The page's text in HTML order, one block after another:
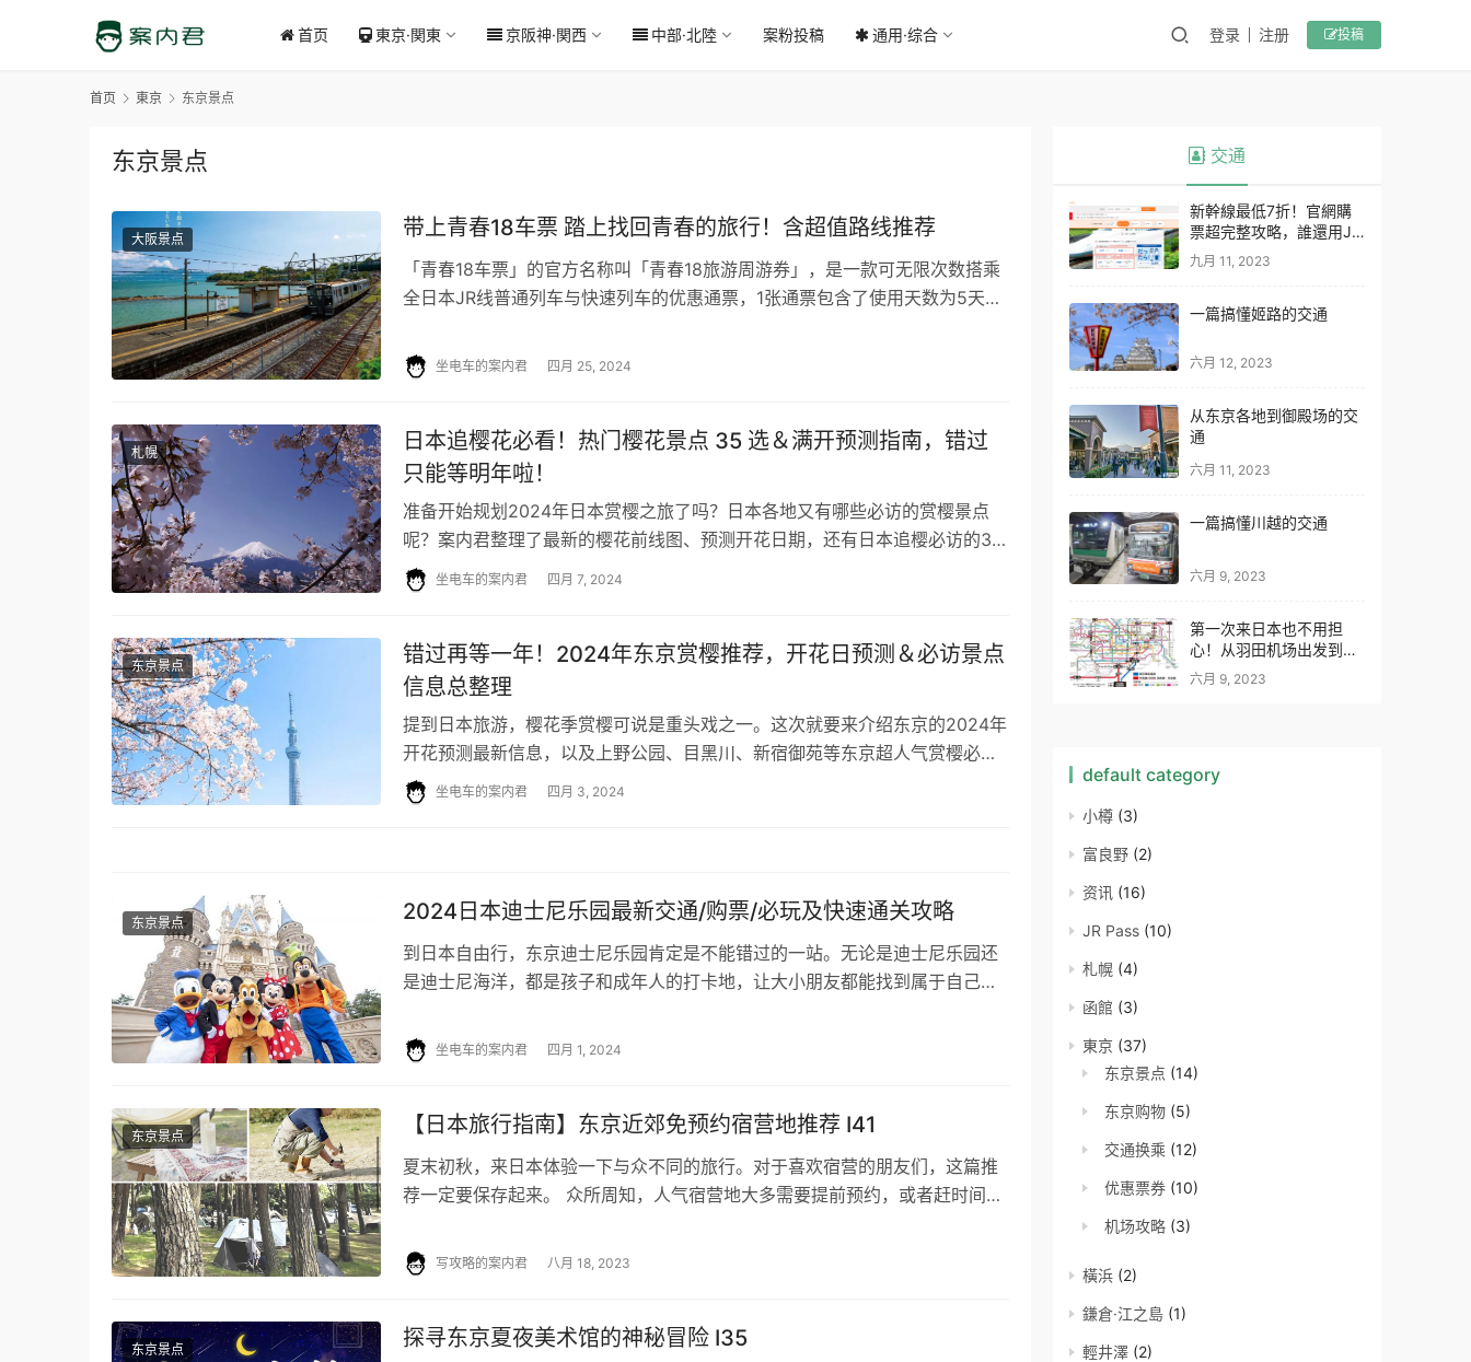
首页 東京·関東 京阪神·関西 中部·北陸 案粉投稿 通用·综合 登录 注册 投稿
首页 東京 东京景点
东京景点
大阪景点 带上青春18车票 踏上找回青春的旅行！含超值路线推荐
「青春18车票」的官方名称叫「青春18旅游周游券」，是一款可无限次数搭乘
全日本JR线普通列车与快速列车的优惠通票，1张通票包含了使用天数为5天的
坐电车的案内君 四月 25, 2024
札幌
日本追樱花必看！热门樱花景点 35 选＆满开预测指南，错过
只能等明年啦！
准备开始规划2024年日本赏樱之旅了吗？日本各地又有哪些必访的赏樱景点
呢？案内君整理了最新的樱花前线图、预测开花日期，还有日本追樱必访的35
个景点，不管你是要去北海道、东京、大阪、…
坐电车的案内君 四月 7, 2024
东京景点
错过再等一年！2024年东京赏樱推荐，开花日预测＆必访景点
信息总整理
提到日本旅游，樱花季赏樱可说是重头戏之一。这次就要来介绍东京的2024年
开花预测最新信息，以及上野公园、目黑川、新宿御苑等东京超人气赏樱必访
推荐景点，让你规划日本赏樱自由行事半功倍…
坐电车的案内君 四月 3, 2024
东京景点 2024日本迪士尼乐园最新交通/购票/必玩及快速通关攻略
到日本自由行，东京迪士尼乐园肯定是不能错过的一站。无论是迪士尼乐园还
是迪士尼海洋，都是孩子和成年人的打卡地，让大小朋友都能找到属于自己的
坐电车的案内君 四月 1, 2024
东京景点 【日本旅行指南】东京近郊免预约宿营地推荐 I41
夏末初秋，来日本体验一下与众不同的旅行。对于喜欢宿营的朋友们，这篇推
荐一定要保存起来。 众所周知，人气宿营地大多需要提前预约，或者赶时间，
写攻略的案内君 八月 18, 2023
东京景点 探寻东京夏夜美术馆的神秘冒险 I35
交通
新幹線最低7折！官網購
票超完整攻略，誰還用JR
Pass
九月 11, 2023
一篇搞懂姬路的交通
六月 12, 2023
从东京各地到御殿场的交
通
六月 11, 2023
一篇搞懂川越的交通
六月 9, 2023
第一次来日本也不用担
心！从羽田机场出发到各
地的交通路线
六月 9, 2023
default category
小樽 (3)
富良野 (2)
资讯 (16)
JR Pass (10)
札幌 (4)
函館 (3)
東京 (37)
东京景点 (14)
东京购物 (5)
交通换乘 (12)
优惠票券 (10)
机场攻略 (3)
橫浜 (2)
鎌倉·江之島 (1)
輕井澤 (2)